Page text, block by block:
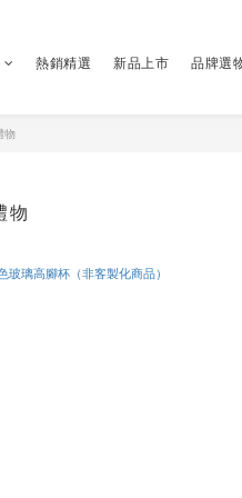
熱銷精選 新品上市 品牌選
物
物